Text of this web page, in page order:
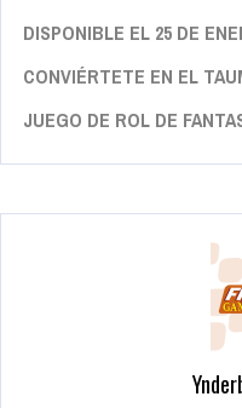
DISPONIBLE EL 25 DE
CONVIÉRTETE EN EL
JUEGO DE ROL DE